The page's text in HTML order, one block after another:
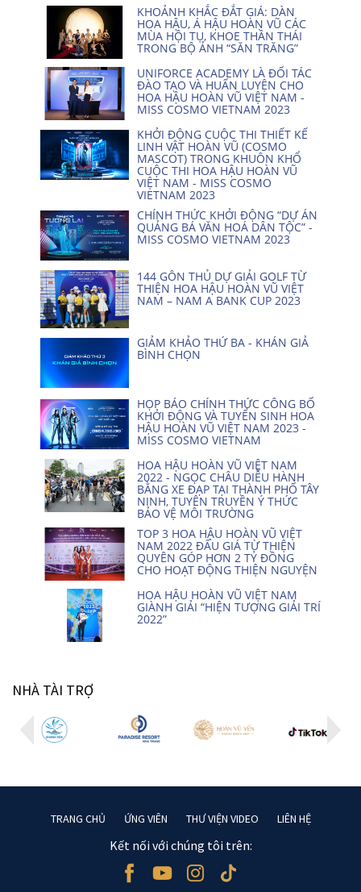
KHOẢNH KHẮC ĐẮT GIÁ: DÀN
HOA HẬU, Á HẬU HOÀN VŨ CÁC
MÙA HỘI TỤ, KHOE THẦN THÁI
TRONG BỘ ẢNH “SĂN TRĂNG”
UNIFORCE ACADEMY LÀ ĐỐI TÁC
ĐÀO TẠO VÀ HUẤN LUYỆN CHO
HOA HẬU HOÀN VŨ VIỆT NAM -
MISS COSMO VIETNAM 2023
KHỞI ĐỘNG CUỘC THI THIẾT KẾ
LINH VẬT HOÀN VŨ (COSMO
MASCOT) TRONG KHUÔN KHỔ
CUỘC THI HOA HẬU HOÀN VŨ
VIỆT NAM - MISS COSMO
VIETNAM 2023
CHÍNH THỨC KHỞI ĐỘNG “DỰ ÁN
QUẢNG BÁ VĂN HOÁ DÂN TỘC” -
MISS COSMO VIETNAM 2023
144 GÔN THỦ DỰ GIẢI GOLF TỪ
THIỆN HOA HẬU HOÀN VŨ VIỆT
NAM – NAM A BANK CUP 2023
GIẢM KHẢO THỨ BA - KHÁN GIẢ
BÌNH CHỌN
HỌP BÁO CHÍNH THỨC CÔNG BỐ
KHỞI ĐỘNG VÀ TUYỂN SINH HOA
HẬU HOÀN VŨ VIỆT NAM 2023 -
MISS COSMO VIETNAM
HOA HẬU HOÀN VŨ VIỆT NAM
2022 - NGỌC CHÂU DIỄU HÀNH
BẰNG XE ĐẠP TẠI THÀNH PHỐ TÂY
NINH, TUYÊN TRUYỀN Ý THỨC
BẢO VỆ MÔI TRƯỜNG
TOP 3 HOA HẬU HOÀN VŨ VIỆT
NAM 2022 ĐẤU GIÁ TỪ THIỆN
QUYÊN GÓP HƠN 2 TỶ ĐỒNG
CHO HOẠT ĐỘNG THIỆN NGUYỆN
HOA HẬU HOÀN VŨ VIỆT NAM
GIÀNH GIẢI “HIỆN TƯỢNG GIẢI TRÍ
2022”
NHÀ TÀI TRỢ
TRANG CHỦ ỨNG VIÊN THƯ VIỆN VIDEO LIÊN HỆ
Kết nối với chúng tôi trên: